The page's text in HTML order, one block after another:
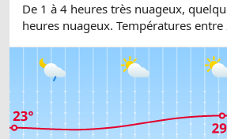
De 1 à 4 heures très nuageux,
heures nuageux. Températures